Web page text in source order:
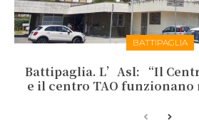
BATTIPAGLIA
Battipaglia. L’Asl: “Il
e il centro TAO funzionano